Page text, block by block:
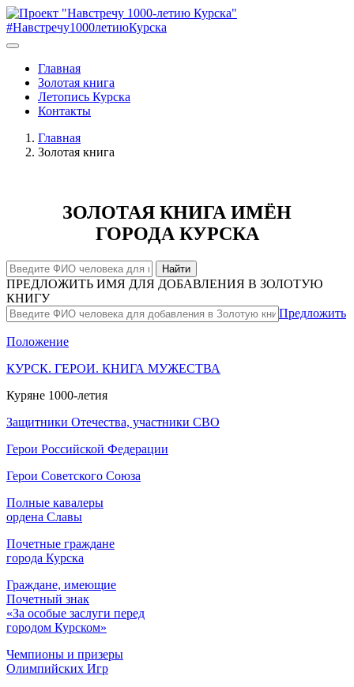
#Навстречу1000летиюКурска
Главная
Золотая книга
Летопись Курска
Контакты
Главная
Золотая книга
ЗОЛОТАЯ КНИГА ИМЁН
ГОРОДА КУРСКА
Найти
ПРЕДЛОЖИТЬ ИМЯ ДЛЯ ДОБАВЛЕНИЯ В ЗОЛОТУЮ
КНИГУ
Предложить
Положение
КУРСК. ГЕРОИ. КНИГА МУЖЕСТВА
Куряне 1000-летия
Защитники Отечества, участники СВО
Герои Российской Федерации
Герои Советского Союза
Полные кавалеры
ордена Славы
Почетные граждане
города Курска
Граждане, имеющие
Почетный знак
«За особые заслуги перед
городом Курском»
Чемпионы и призеры
Олимпийских Игр